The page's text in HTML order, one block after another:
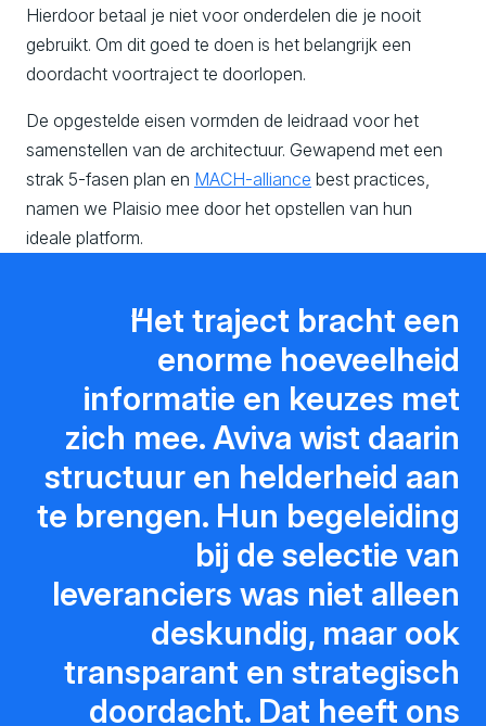
Hierdoor betaal je niet voor onderdelen die je nooit
gebruikt. Om dit goed te doen is het belangrijk een
doordacht voortraject te doorlopen.
De opgestelde eisen vormden de leidraad voor het
samenstellen van de architectuur. Gewapend met een
strak 5-fasen plan en MACH-alliance best practices,
namen we Plaisio mee door het opstellen van hun
ideale platform.
Het traject bracht een
enorme hoeveelheid
informatie en keuzes met
zich mee. Aviva wist daarin
structuur en helderheid aan
te brengen. Hun begeleiding
bij de selectie van
leveranciers was niet alleen
deskundig, maar ook
transparant en strategisch
doordacht. Dat heeft ons